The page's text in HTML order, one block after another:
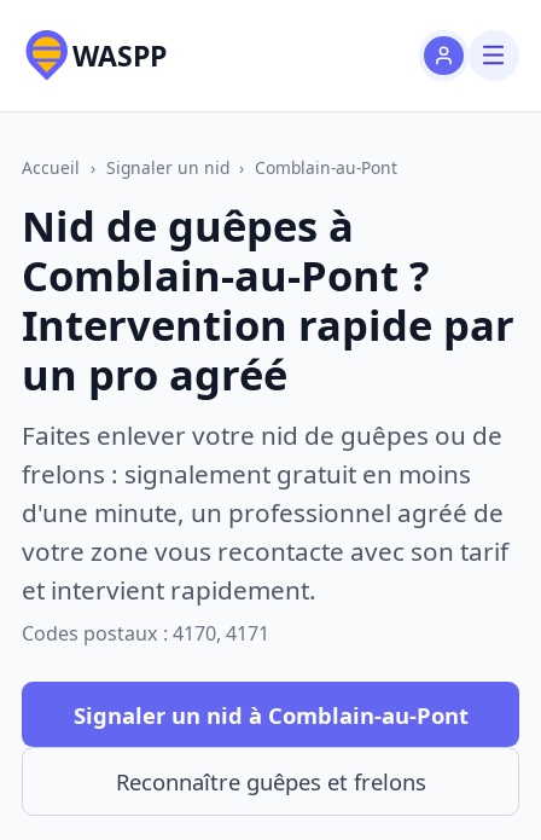
WASPP
Accueil › Signaler un nid › Comblain-au-Pont
Nid de guêpes à
Comblain-au-Pont ?
Intervention rapide par
un pro agréé
Faites enlever votre nid de guêpes ou de
frelons : signalement gratuit en moins
d'une minute, un professionnel agréé de
votre zone vous recontacte avec son tarif
et intervient rapidement.
Codes postaux : 4170, 4171
Signaler un nid à Comblain-au-Pont
Reconnaître guêpes et frelons